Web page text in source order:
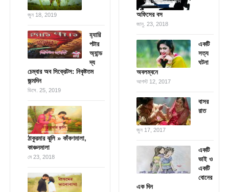
জুন 18, 2019
হ্যারি
পটার
অ্যান্ড
দ্য
চেম্বার অব সিক্রেটস: নিকৃষ্টতম
জন্মদিন
ডিসে. 25, 2019
ঠাকুরমার ঝুলি » কাঁকণমালা,
কাঞ্চনমালা
মে 23, 2018
অফিসের বস
জানু. 23, 2018
একটি
সত্য
ঘটনা
অবলম্বনে
আগস্ট 12, 2017
বাসর
রাত
জুন 17, 2017
একটি
ভাই ও
একটি
বোনের
এক দিন